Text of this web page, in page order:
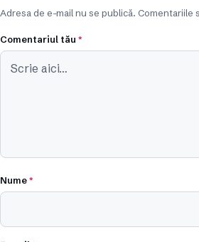
Adresa de e-mail nu se publică. Comentariile
Comentariul tău *
Nume*